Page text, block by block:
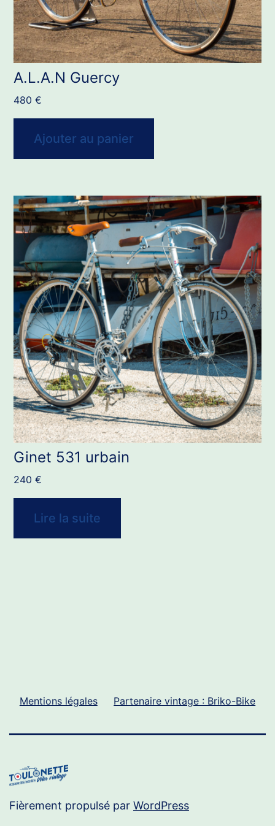
A.L.A.N Guercy
480€
Ajouter au panier
Ginet 531 urbain
240€
Lire la suite
Mentions légales Partenaire vintage : Briko-Bike
Fièrement propulsé par WordPress